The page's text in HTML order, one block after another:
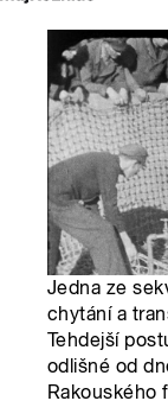
Jedna ze
chytání a
Tehdejší
odlišné od
Rakouského